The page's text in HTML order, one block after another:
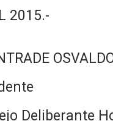
2015.-
Deliberante